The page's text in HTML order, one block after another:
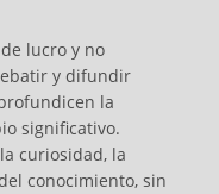
lucro y no
y difundir
la
significativo.
curiosidad, la
conocimiento, sin